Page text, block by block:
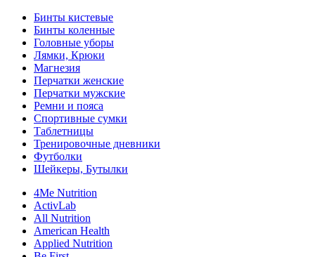
Бинты кистевые
Бинты коленные
Головные уборы
Лямки, Крюки
Магнезия
Перчатки женские
Перчатки мужские
Ремни и пояса
Спортивные сумки
Таблетницы
Тренировочные дневники
Футболки
Шейкеры, Бутылки
4Me Nutrition
ActivLab
All Nutrition
American Health
Applied Nutrition